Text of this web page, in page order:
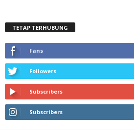
TETAP TERHUBUNG
Fans
Followers
Subscribers
Subscribers